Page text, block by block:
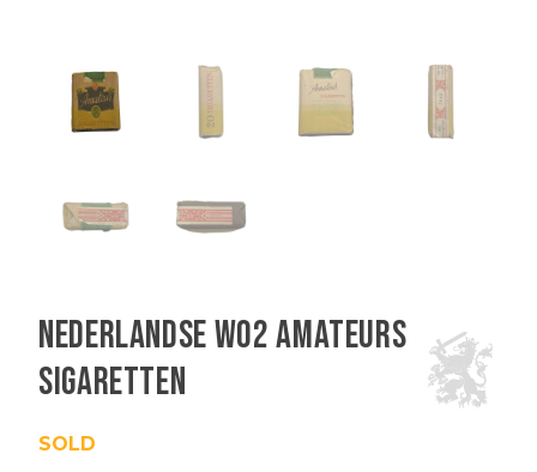
Nederlandse WO2 Amateurs
sigaretten
SOLD